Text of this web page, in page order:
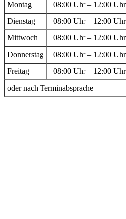
Montag 08:00 Uhr – 12:00 Uhr
Dienstag
08:00 Uhr – 12:00 Uhr
Mittwoch
08:00 Uhr – 12:00 Uhr
Donnerstag
08:00 Uhr – 12:00 Uhr
Freitag
08:00 Uhr – 12:00 Uhr
oder nach Terminabsprache